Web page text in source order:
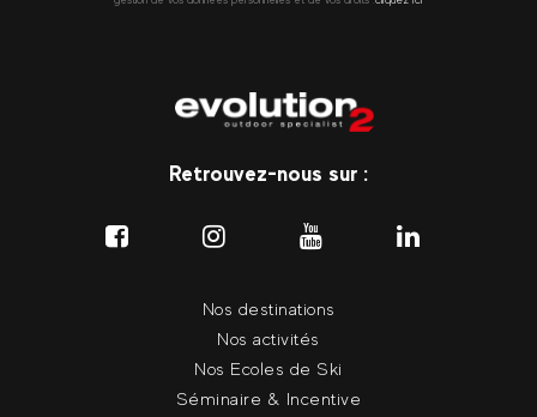
Retrouvez-nous sur :
Nos destinations
Nos activités
Nos Ecoles de Ski
Séminaire & Incentive